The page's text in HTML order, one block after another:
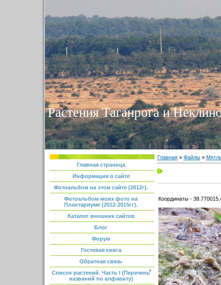
Растения Таганрога и
Главная страница
Информация о сайте
Фотоальбом на этом сайте (2012г).
Фотоальбом моих фото на
Плантариуме (2012-2015гг).
Каталог внешних сайтов
Блог
Форум
Гостевая книга
Обратная связь
Список растений. Часть I (Перечень
названий по алфавиту)
Главная » Файлы »
Координаты -